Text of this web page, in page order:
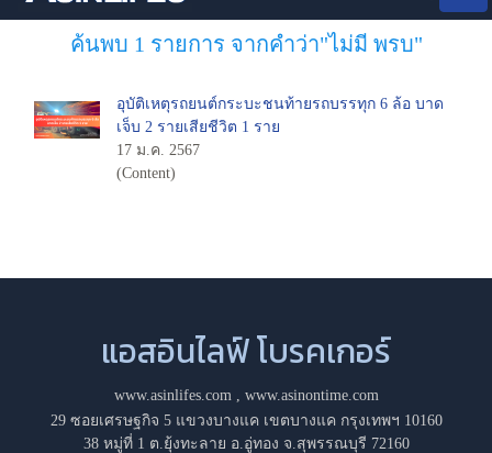
ค้นพบ 1 รายการ จากคำว่า"ไม่มี พรบ"
อุบัติเหตุรถยนต์กระบะชนท้ายรถบรรทุก 6 ล้อ บาด
เจ็บ 2 รายเสียชีวิต 1 ราย
17 ม.ค. 2567
(Content)
แอสอินไลฟ์ โบรคเกอร์
www.asinlifes.com, www.asinontime.com
29 ซอยเศรษฐกิจ 5 แขวงบางแค เขตบางแค กรุงเทพฯ 10160
38 หมู่ที่ 1 ต.ยุ้งทะลาย อ.อู่ทอง จ.สุพรรณบุรี 72160